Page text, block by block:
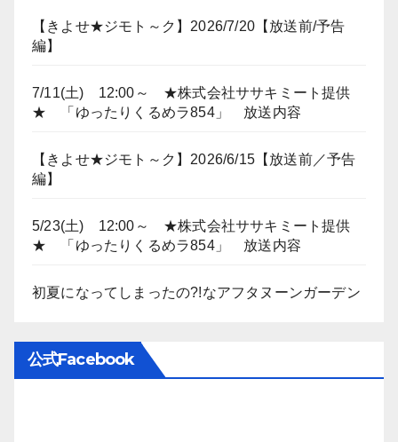
【きよせ★ジモト～ク】2026/7/20【放送前/予告
編】
7/11(土) 12:00～ ★株式会社ササキミート提供
★ 「ゆったりくるめラ854」 放送内容
【きよせ★ジモト～ク】2026/6/15【放送前／予告
編】
5/23(土) 12:00～ ★株式会社ササキミート提供
★ 「ゆったりくるめラ854」 放送内容
初夏になってしまったの?!なアフタヌーンガーデン
公式Facebook